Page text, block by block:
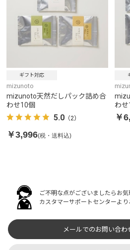
ギフト対応
mizunoto
mizunoto天然だしパック詰め合
わせ10個
5.0 （2）
￥3,996(税・送料込)
わせ
￥
ご不明な点がございましたらお気
カスタマーサポートセンターより
メールでのお問い合わ